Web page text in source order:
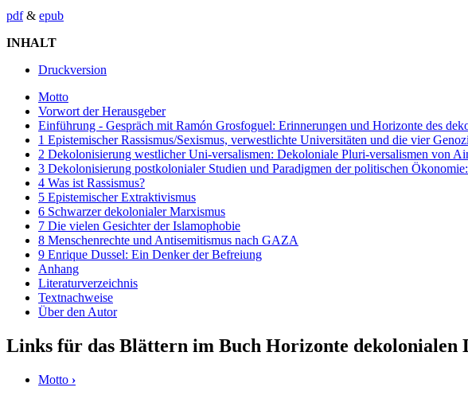
pdf& epub
INHALT
Druckversion
Motto
Vorwort der Herausgeber
Einführung - Gespräch mit Ramón Grosfoguel: Erinnerungen und Horizonte des
1 Epistemischer Rassismus/Sexismus, verwestlichte Universitäten und die vier
2 Dekolonisierung westlicher Uni‑versalismen: Dekoloniale Pluri-versalismen von
3 Dekolonisierung postkolonialer Studien und Paradigmen der politischen
4 Was ist Rassismus?
5 Epistemischer Extraktivismus
6 Schwarzer dekolonialer Marxismus
7 Die vielen Gesichter der Islamophobie
8 Menschenrechte und Antisemitismus nach GAZA
9 Enrique Dussel: Ein Denker der Befreiung
Anhang
Literaturverzeichnis
Textnachweise
Über den Autor
Links für das Blättern im Buch Horizonte dekolonialen
Motto ›